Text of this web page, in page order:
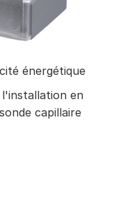
énergétique
en
capillaire